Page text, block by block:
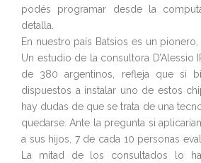
podés programar desde la
detalla.
En nuestro país Batsios es un
Un estudio de la consultora D’Alessio
de 380 argentinos, refleja que si
dispuestos a instalar uno de estos
hay dudas de que se trata de una
quedarse. Ante la pregunta si
a sus hijos, 7 de cada 10 personas
La mitad de los consultados lo